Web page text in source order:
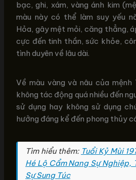
bạc, ghi, xám, vàng ánh kim
màu này có thể làm suy yếu
Hỏa, gây mệt mỏi, căng thẳng,
cực đến tinh thần, sức khỏe,
tình duyên về lâu dài.
Về màu vàng và nâu của mệnh
không tác động quá nhiều đến
sử dụng hay không sử dụng
hưởng đáng kể đến phong thủy
Tìm hiểu thêm: Tuổi Kỷ Mùi
Hé Lộ Cẩm Nang Sự Nghiệp,
Sự Sung Túc